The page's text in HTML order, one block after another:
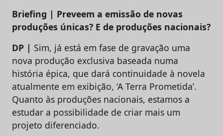
Briefing | Preveem a emissão de novas
produções únicas? E de produções nacionais?
DP | Sim, já está em fase de gravação uma
nova produção exclusiva baseada numa
história épica, que dará continuidade à novela
atualmente em exibição, ‘A Terra Prometida’.
Quanto às produções nacionais, estamos a
estudar a possibilidade de criar mais um
projeto diferenciado.